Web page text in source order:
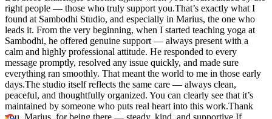
right people — those who truly support you.That’s exactly what I
found at Sambodhi Studio, and especially in Marius, the one who
leads it. From the very beginning, when I started teaching yoga at
Sambodhi, he offered genuine support — always present with a
calm and highly professional attitude. He responded to every
message promptly, resolved any issue quickly, and made sure
everything ran smoothly. That meant the world to me in those early
days.The studio itself reflects the same care — always clean,
peaceful, and thoughtfully organized. You can clearly see that it’s
maintained by someone who puts real heart into this work.Thank
you, Marius, for being there — steady, kind, and supportive.If